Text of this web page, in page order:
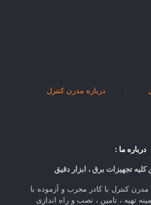
درباره مدرن کنترل
درباره ما :
کلیه تجهیزات برق ، ابزار دقیق
کنترل با کادر مجرب و آزموده با
تهیه ، تامین ، نصب و راه اندازی